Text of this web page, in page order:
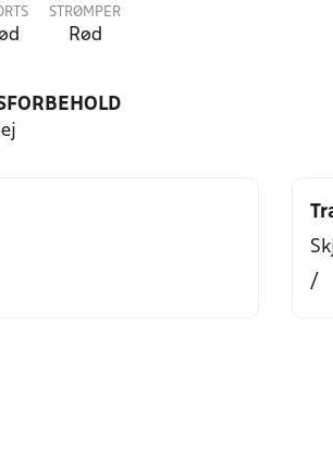
STRØMPER
Rød
/